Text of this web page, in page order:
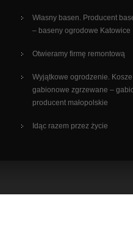
Własny basen. Producent
– baseny ogrodowe Katowice
Otwieramy firmę remontową
Wyjątkowe ogrodzenie. Kosze
gabionowe zgrzewane –
producent małopolskie
Idąc razem przez życie